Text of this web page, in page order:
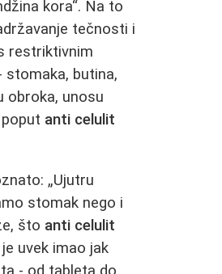
kora“. Na to
tečnosti i
restriktivnim
stomaka, butina,
obroka, unosu
anti celulit
„Ujutru
stomak nego i
što anti celulit
uvek imao jak